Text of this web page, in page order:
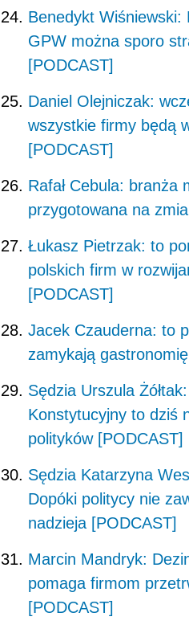
Benedykt
GPW można sporo
[PODCAST]
Daniel Olejniczak:
wszystkie firmy będą
[PODCAST]
Rafał Cebula: branża
przygotowana na
Łukasz Pietrzak: to
polskich firm w
[PODCAST]
Jacek Czauderna: to
zamykają
Sędzia Urszula
Konstytucyjny to dziś
polityków [PODCAST]
Sędzia Katarzyna
Dopóki politycy nie
nadzieja [PODCAST]
Marcin Mandryk:
pomaga firmom
[PODCAST]